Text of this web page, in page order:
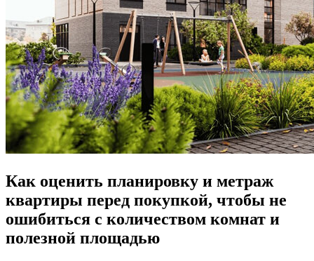
Как оценить планировку и метраж
квартиры перед покупкой, чтобы не
ошибиться с количеством комнат и
полезной площадью